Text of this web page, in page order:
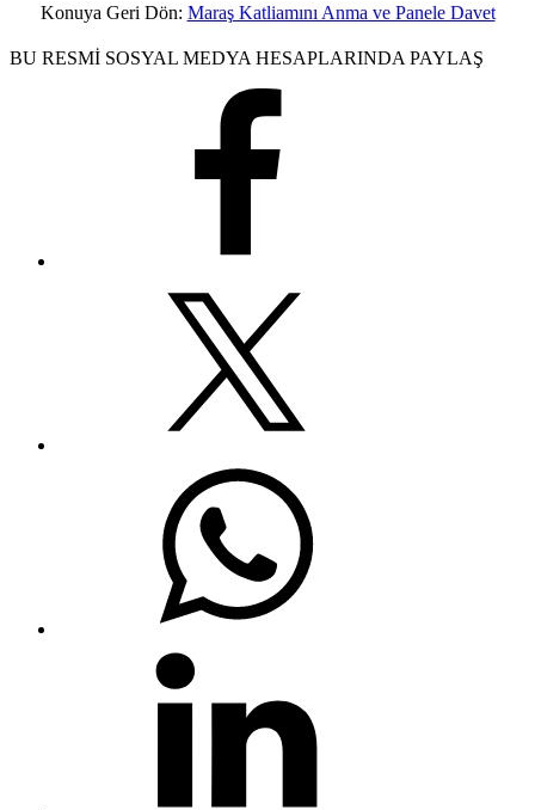
Konuya Geri Dön: Maraş Katliamını Anma ve Panele Davet
BU RESMİ SOSYAL MEDYA HESAPLARINDA PAYLAŞ